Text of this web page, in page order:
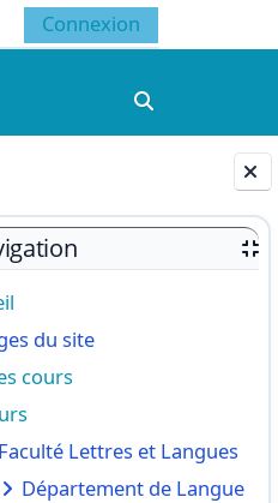
du site
cours
Faculté Lettres et Langues
Département de Langue
Connexion